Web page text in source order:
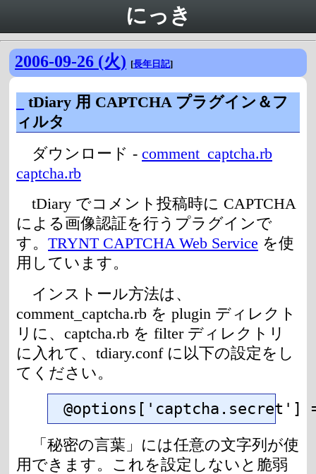
にっき
2006-09-26 (火) [長年日記]
tDiary 用 CAPTCHA プラグイン＆フ
ィルタ
ダウンロード - comment_captcha.rb
captcha.rb
tDiary でコメント投稿時に CAPTCHA
による画像認証を行うプラグインで
す。 TRYNT CAPTCHA Web Service を使
用しています。
インストール方法は、
comment_captcha.rb を plugin ディレクト
リに、captcha.rb を filter ディレクトリ
に入れて、tdiary.conf に以下の設定をし
てください。
@options['captcha.secret']
「秘密の言葉」には任意の文字列が使
用できます。これを設定しないと脆弱